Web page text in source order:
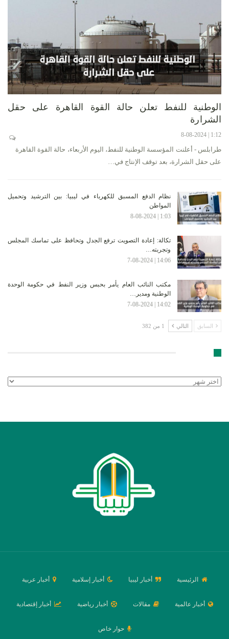
الوطنية للنفط تعلن حالة القوة القاهرة على حقل
الشرارة
1:12 | 8-08-2024
طرابلس - أعلنت المؤسسة الوطنية للنفط، اليوم الأربعاء، حالة القوة القاهرة
على حقل الشرارة، بعد توقف الإنتاج في…
نظام الدفع المسبق للكهرباء في ليبيا: بين الترشيد وتحميل
المواطن
1:03 | 8-08-2024
تكالة: إعادة التصويت ترفع الجدل وتحافظ على تماسك المجلس
وتجربته…
14:06 | 7-08-2024
مكتب النائب العام يأمر بحبس وزير النفط في حكومة الوحدة
الوطنية ومدير…
14:02 | 7-08-2024
السابق التالي 1 من 382
الأرشيف
الرئيسية أخبار ليبيا أخبار إسلامية أخبار عربية
أخبار عالمية مقالات أخبار رياضية أخبار إقتصادية
حوار خاص